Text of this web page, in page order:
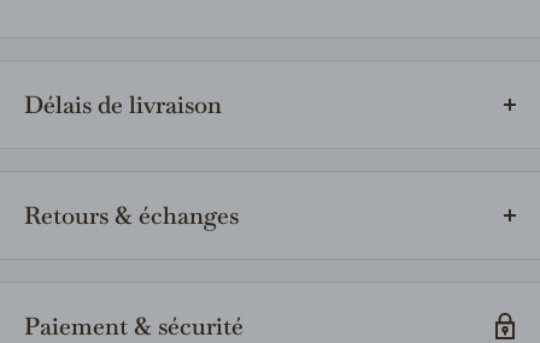
Délais de livraison
commandons auprès du fournisseur et vous communiquerons
Retours & échanges
leur emballage d’origine. Consultez notre politique complète
Paiement & sécurité